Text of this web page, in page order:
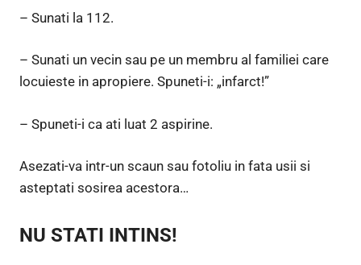
– Sunati la 112.
– Sunati un vecin sau pe un membru al familiei care
locuieste in apropiere. Spuneti-i: „infarct!”
– Spuneti-i ca ati luat 2 aspirine.
Asezati-va intr-un scaun sau fotoliu in fata usii si
asteptati sosirea acestora…
NU STATI INTINS!